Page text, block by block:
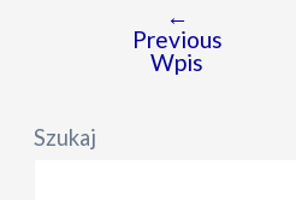
Nawigacja
←
Previous
Wpis
Szukaj